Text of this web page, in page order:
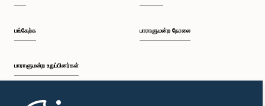
பங்கேற்க
பாராளுமன்ற உறுப்பினர்கள்
முதற்பக்கம்
பாராளுமன்ற நேரலை